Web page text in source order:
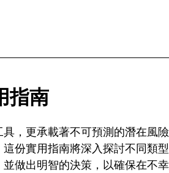
指南
，更承載著不可預測的潛在風
份實用指南將深入探討不同類
做出明智的決策，以確保在不